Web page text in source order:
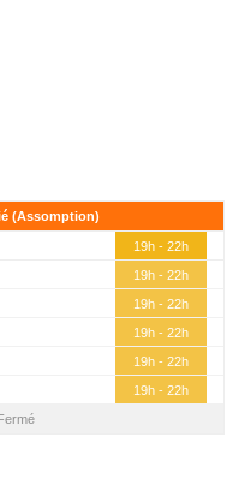
(Assomption)
19h - 22h
19h - 22h
19h - 22h
19h - 22h
19h - 22h
19h - 22h